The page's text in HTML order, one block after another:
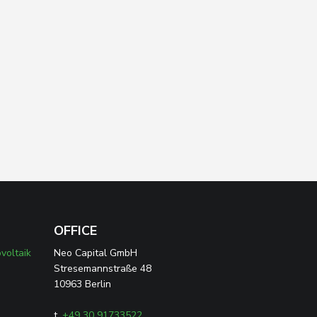
OFFICE
Neo Capital GmbH
Stresemannstraße 48
10963 Berlin